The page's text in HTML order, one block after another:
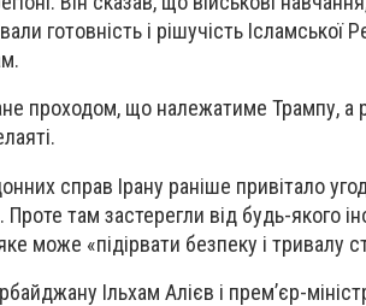
готовність і рішучість Ісламської
проходом, що належатиме Трампу, а
справ Ірану раніше привітало
Проте там застерегли від будь-якого
може «підірвати безпеку і тривалу
Ільхам Алієв і премʼєр-